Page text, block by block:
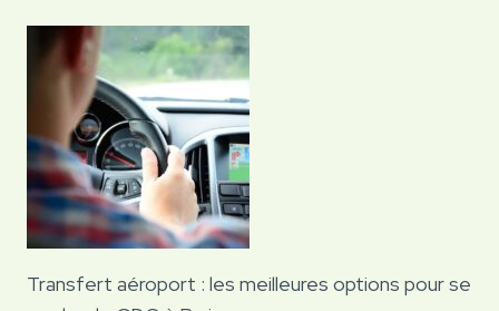
Transfert aéroport : les meilleures options pour se